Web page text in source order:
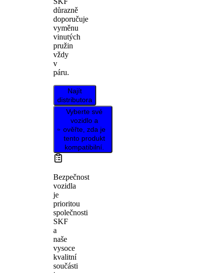
důrazně
doporučuje
vyměnu
vinutých
pružin
vždy
v
páru.
Najít
distributora
Vyberte své
vozidlo a
ověřte, zda je
tento produkt
kompatibilní.
Bezpečnost
vozidla
je
prioritou
společnosti
SKF
a
naše
vysoce
kvalitní
součásti